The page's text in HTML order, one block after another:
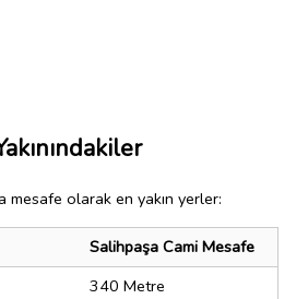
mesafe olarak en yakın yerler:
Salihpaşa Cami Mesafe
340 Metre